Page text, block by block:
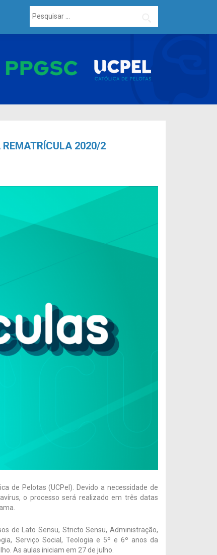
por:
REMATRÍCULA 2020/2
de Pelotas (UCPel). Devido a necessidade de
o processo será realizado em três datas
de Lato Sensu, Stricto Sensu, Administração,
Serviço Social, Teologia e 5º e 6º anos da
As aulas iniciam em 27 de julho.